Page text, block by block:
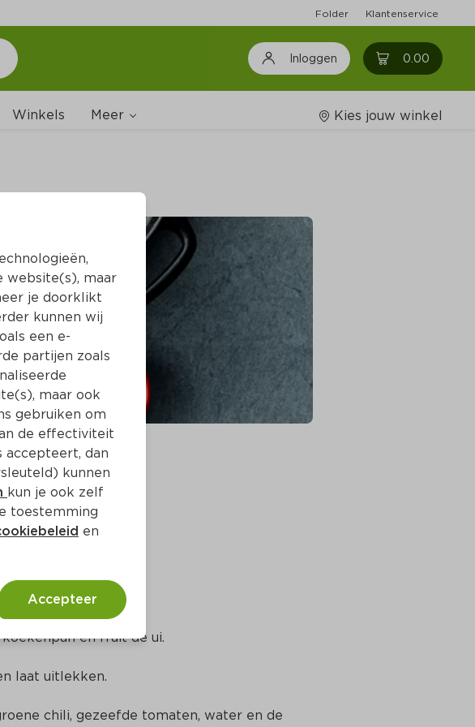
Folder Klantenservice
Inloggen 0.00 0
Winkels Meer
Wijnshop
Boodschappenlijstjes
Kies jouw winkel
en fruit de ui.
laat uitlekken.
chili, gezeefde tomaten, water en de
website(s), maar
je doorklikt
kunnen wij
een e-
partijen zoals
maar ook
gebruiken om
de effectiviteit
accepteert, dan
kunnen
kun je ook zelf
toestemming
en
Accepteer